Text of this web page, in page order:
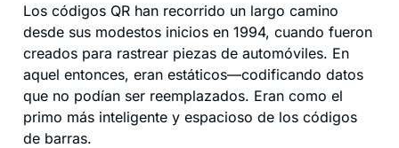
Los códigos QR han recorrido un largo camino
desde sus modestos inicios en 1994, cuando fueron
creados para rastrear piezas de automóviles. En
aquel entonces, eran estáticos—codificando datos
que no podían ser reemplazados. Eran como el
primo más inteligente y espacioso de los códigos
de barras.